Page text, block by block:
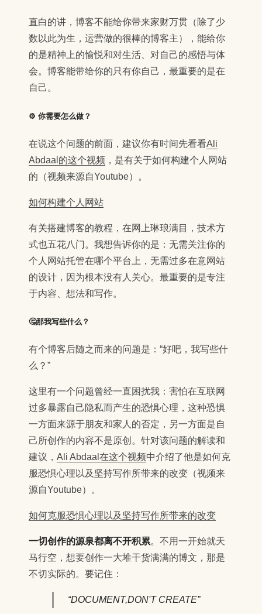
直白的讲，博客不能给你带来家财万贯（除了少
数以此为生，运营做的很棒的博客主），能给你
的是精神上的愉悦和对生活、对自己的感悟与体
会。博客能带给你的只有你自己，最重要的是在
自己。
⚙️ 你需要怎么做？
在说这个问题的前面，建议你有时间先看看Ali
Abdaal的这个视频 ，是有关于如何构建个人网站
的（视频来源自Youtube）。
如何构建个人网站
有关搭建博客的教程，在网上琳琅满目，技术方
式也五花八门。我想告诉你的是：无需关注你的
个人网站托管在哪个平台上，无需过多在意网站
的设计，因为根本没有人关心。最重要的是专注
于内容、想法和写作。
🤔那我写些什么？
有个博客后随之而来的问题是：“好吧，我写些什
么？”
这里有一个问题曾经一直困扰我：害怕在互联网
过多暴露自己隐私而产生的恐惧心理，这种恐惧
一方面来源于朋友和家人的否定，另一方面是自
己所创作的内容不是原创。针对该问题的解读和
建议， Ali Abdaal在这个视频中介绍了他是如何克
服恐惧心理以及坚持写作所带来的改变（视频来
源自Youtube）。
如何克服恐惧心理以及坚持写作所带来的改变
一切创作的源泉都离不开积累。不用一开始就天
马行空，想要创作一大堆干货满满的博文，那是
不切实际的。要记住：
“DOCUMENT,DON'T CREATE”